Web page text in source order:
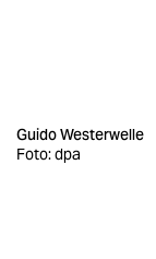
Guido Westerwelle
Foto: dpa